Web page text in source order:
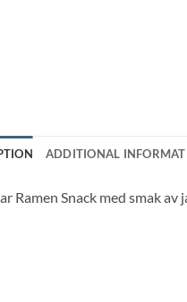
ADDITIONAL
Ramen Snack med smak